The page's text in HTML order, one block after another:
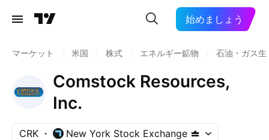
始めましょう
マーケット 米国 株式 エネルギー鉱物 石油・ガス生
Comstock Resources,
Inc.
CRK New York Stock Exchange